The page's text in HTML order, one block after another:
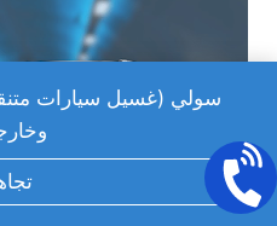
سولي (غسيل سيارات